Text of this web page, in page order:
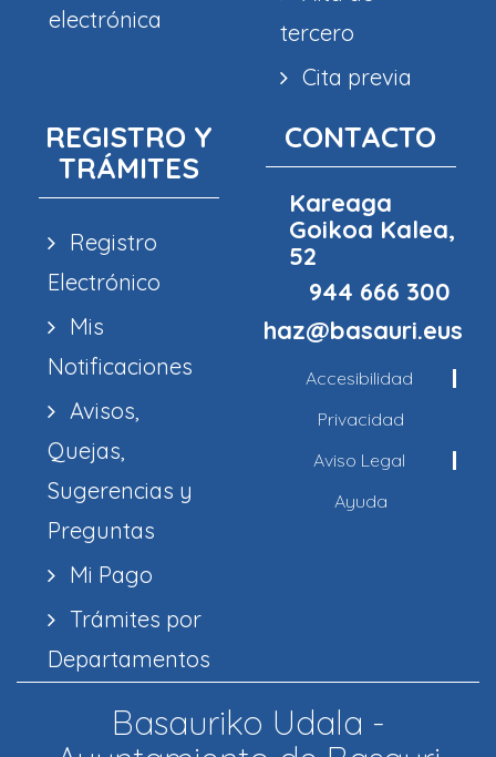
electrónica
tercero
Cita previa
REGISTRO Y
TRÁMITES
Registro
Electrónico
Mis
Notificaciones
Avisos,
Quejas,
Sugerencias y
Preguntas
Mi Pago
Trámites por
Departamentos
CONTACTO
Kareaga
Goikoa Kalea,
52
944 666 300
haz@basauri.eus
Accesibilidad
Privacidad
Aviso Legal
Ayuda
Basauriko Udala -